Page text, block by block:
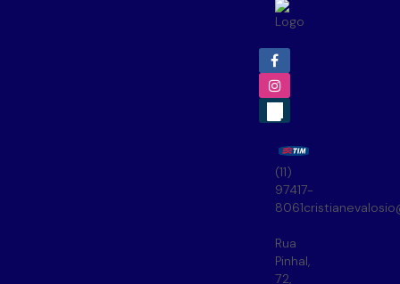
(11)
97417-
8061
Rua
Pinhal,
72,